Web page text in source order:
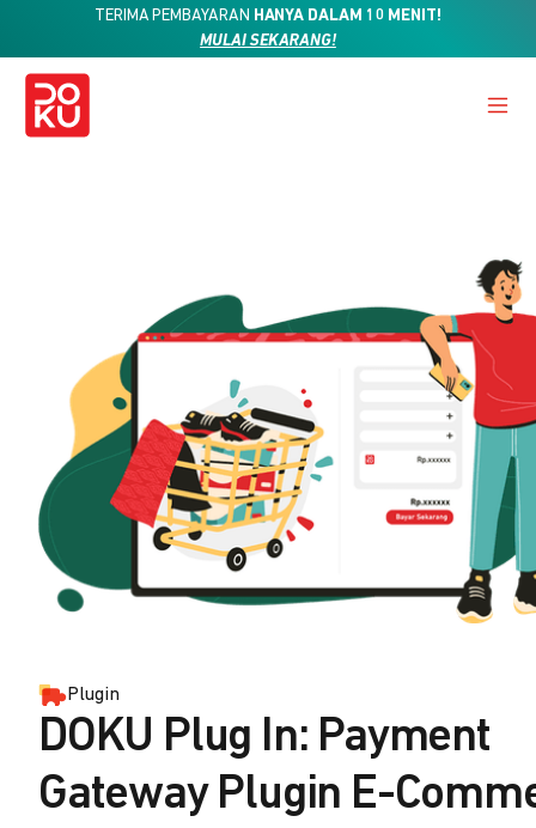
TERIMA PEMBAYARAN HANYA DALAM 10 MENIT!
MULAI SEKARANG!
Plugin
DOKU Plug In: Payment
Gateway Plugin E-